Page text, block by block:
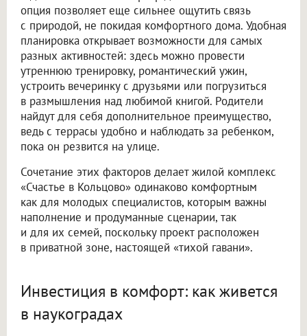
опция позволяет еще сильнее ощутить связь
с природой, не покидая комфортного дома. Удобная
планировка открывает возможности для самых
разных активностей: здесь можно провести
утреннюю тренировку, романтический ужин,
устроить вечеринку с друзьями или погрузиться
в размышления над любимой книгой. Родители
найдут для себя дополнительное преимущество,
ведь с террасы удобно и наблюдать за ребенком,
пока он резвится на улице.
Сочетание этих факторов делает жилой комплекс
«Счастье в Кольцово» одинаково комфортным
как для молодых специалистов, которым важны
наполнение и продуманные сценарии, так
и для их семей, поскольку проект расположен
в приватной зоне, настоящей «тихой гавани».
Инвестиция в комфорт: как живется
в наукоградах